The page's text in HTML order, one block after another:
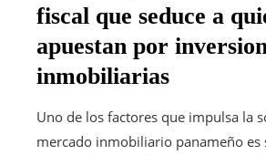
fiscal que seduce a
apuestan por
inmobiliarias
Uno de los factores que impulsa la
mercado inmobiliario panameño es